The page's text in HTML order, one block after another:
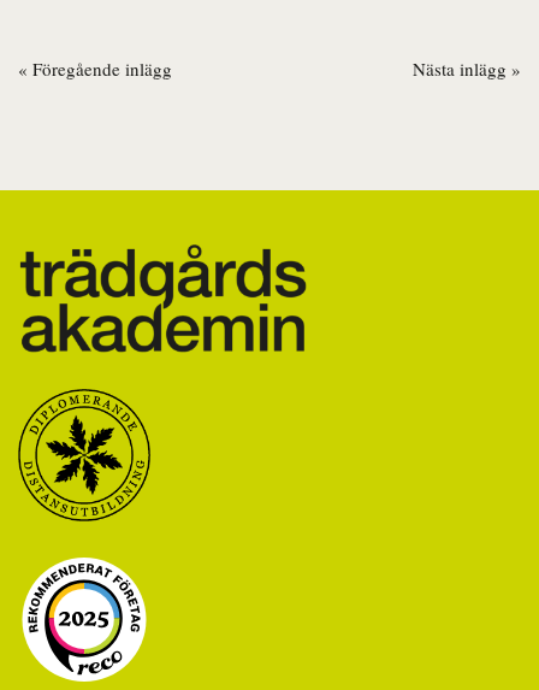
« Föregående inlägg Nästa inlägg »